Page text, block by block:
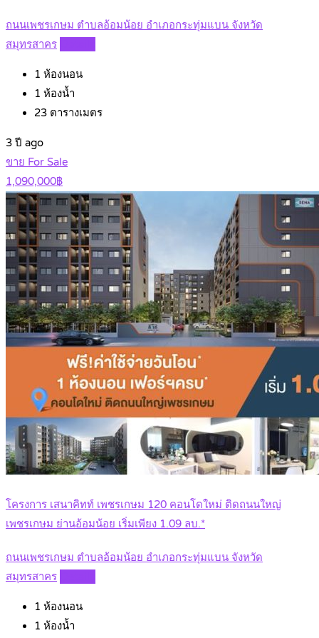
ถนนเพชรเกษม ตำบลอ้อมน้อย อำเภอกระทุ่มแบน จังหวัด
สมุทรสาคร
1 ห้องนอน
1 ห้องน้ำ
23 ตารางเมตร
3 ปี ago
ขาย For Sale
1,090,000฿
โครงการ เสนาคิทท์ เพชรเกษม 120 คอนโดใหม่ ติดถนนใหญ่
เพชรเกษม ย่านอ้อมน้อย เริ่มเพียง 1.09 ลบ.*
ถนนเพชรเกษม ตำบลอ้อมน้อย อำเภอกระทุ่มแบน จังหวัด
สมุทรสาคร
1 ห้องนอน
1 ห้องน้ำ